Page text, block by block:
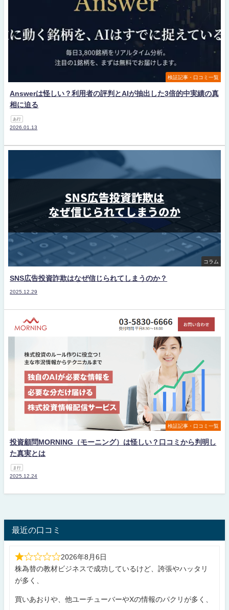
検証記事・口コミ一覧
Answerは怪しい？利用者の評判とAIが抽出した3倍的中実績の真
相に迫る
あ行
2026.01.13
コラム
SNS広告投資詐欺はなぜ信じられてしまうのか？
2025.12.29
検証記事・口コミ一覧
投資顧問MORNING（モーニング）は怪しい？口コミから判明し
た真実とは
ま行
2025.12.24
最近の口コミ
2026年8月6日
株為替の教材ビジネスで成功しているけど、誇張やハッタリ
が多く、
買いあおりや、他ユーチューバーやXの情報のパクリが多く、